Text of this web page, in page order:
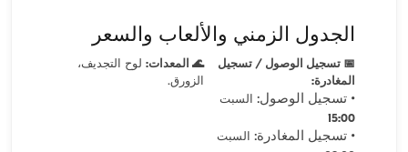
الجدول الزمني والألعاب والسعر
📅 تسجيل الوصول / تسجيل
المغادرة:
• تسجيل الوصول: السبت
15:00
• تسجيل المغادرة: السبت
🌊 المعدات: لوح التجديف،
الزورق.